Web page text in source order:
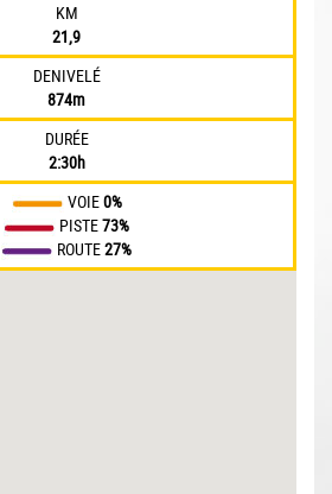
KM
21,9
DENIVELÉ
874m
DURÉE
2:30h
VOIE0%
PISTE73%
ROUTE27%